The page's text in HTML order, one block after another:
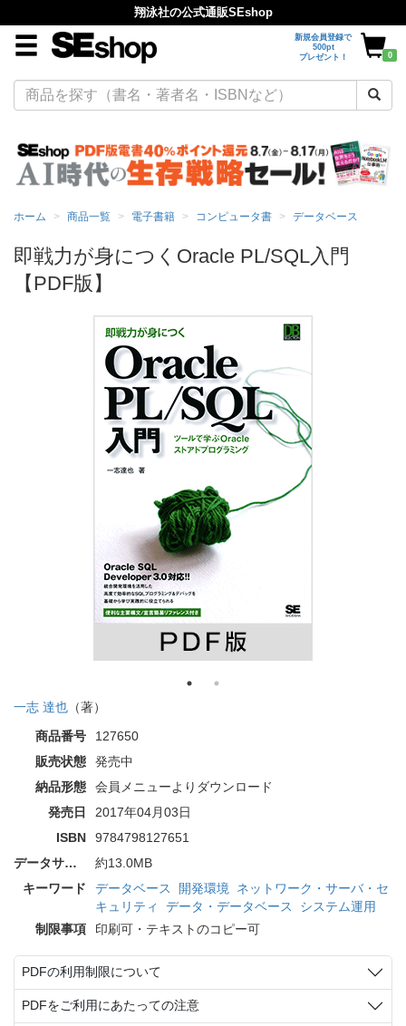
翔泳社の公式通販SEshop
新規会員登録で
500pt
プレゼント！
0
ホーム 商品一覧 電子書籍 コンピュータ書 データベース
即戦力が身につくOracle PL/SQL入門
【PDF版】
一志 達也 （著）
商品番号
127650
販売状態
発売中
納品形態
会員メニューよりダウンロード
発売日
2017年04月03日
ISBN
9784798127651
データサイズ
約13.0MB
キーワード
データベース 開発環境
ネットワーク・サーバ・セ
キュリティ
データ・データベース
システム運用
制限事項
印刷可・テキストのコピー可
PDFの利用制限について
PDFをご利用にあたっての注意